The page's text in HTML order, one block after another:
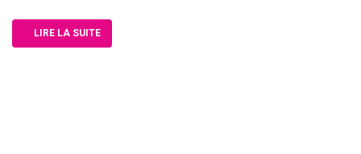
LIRE LA SUITE